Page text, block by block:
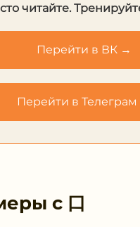
читайте.
Перейти в ВК →
Перейти в
с 口